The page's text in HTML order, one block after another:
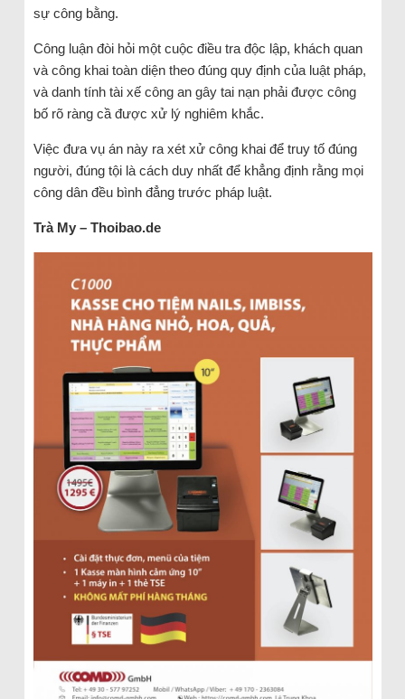
sự công bằng.
Công luận đòi hỏi một cuộc điều tra độc lập, khách quan
và công khai toàn diện theo đúng quy định của luật pháp,
và danh tính tài xế công an gây tai nạn phải được công
bố rõ ràng cầ được xử lý nghiêm khắc.
Việc đưa vụ án này ra xét xử công khai để truy tố đúng
người, đúng tội là cách duy nhất để khẳng định rằng mọi
công dân đều bình đẳng trước pháp luật.
Trà My – Thoibao.de